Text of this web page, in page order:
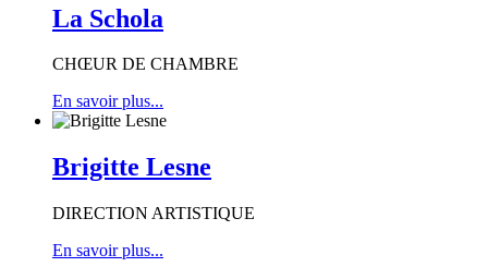
La Schola
CHŒUR DE CHAMBRE
En savoir plus...
Brigitte Lesne
DIRECTION ARTISTIQUE
En savoir plus...